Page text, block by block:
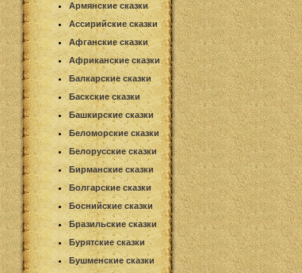
Армянские сказки
Ассирийские сказки
Афганские сказки
Африканские сказки
Балкарские сказки
Баскские сказки
Башкирские сказки
Беломорские сказки
Белорусские сказки
Бирманские сказки
Болгарские сказки
Боснийские сказки
Бразильские сказки
Бурятские сказки
Бушменские сказки